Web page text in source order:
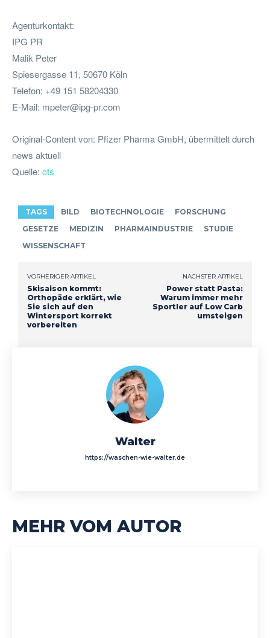
Agenturkontakt:
IPG PR
Malik Peter
Spiesergasse 11, 50670 Köln
Telefon: +49 151 58204330
E-Mail: mpeter@ipg-pr.com
Original-Content von: Pfizer Pharma GmbH, übermittelt durch
news aktuell
Quelle: ots
TAGS BILD BIOTECHNOLOGIE
FORSCHUNG
GESETZE
MEDIZIN PHARMAINDUSTRIE
STUDIE
WISSENSCHAFT
VORHERIGER ARTIKEL
Skisaison kommt:
Orthopäde erklärt, wie
Sie sich auf den
Wintersport korrekt
vorbereiten
NÄCHSTER ARTIKEL
Power statt Pasta:
Warum immer mehr
Sportler auf Low Carb
umsteigen
Walter
https://waschen-wie-walter.de
MEHR VOM AUTOR